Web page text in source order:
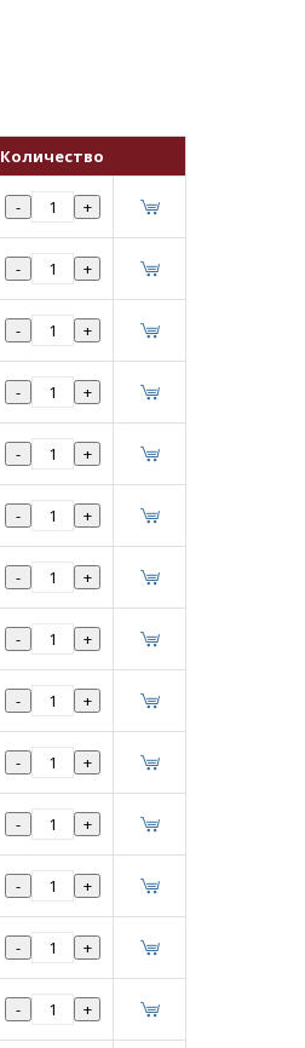
Количество
- +
- +
- +
- +
- +
- +
- +
- +
- +
- +
- +
- +
- +
- +